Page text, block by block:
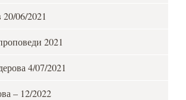
06/2021
2021
4/07/2021
– 12/2022